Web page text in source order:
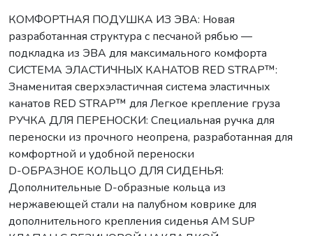
КОМФОРТНАЯ ПОДУШКА ИЗ ЭВА: Новая
разработанная структура с песчаной рябью —
подкладка из ЭВА для максимального комфорта
СИСТЕМА ЭЛАСТИЧНЫХ КАНАТОВ RED STRAP™:
Знаменитая сверхэластичная система эластичных
канатов RED STRAP™ для Легкое крепление груза
РУЧКА ДЛЯ ПЕРЕНОСКИ: Специальная ручка для
переноски из прочного неопрена, разработанная для
комфортной и удобной переноски
D-ОБРАЗНОЕ КОЛЬЦО ДЛЯ СИДЕНЬЯ:
Дополнительные D-образные кольца из
нержавеющей стали на палубном коврике для
дополнительного крепления сиденья AM SUP